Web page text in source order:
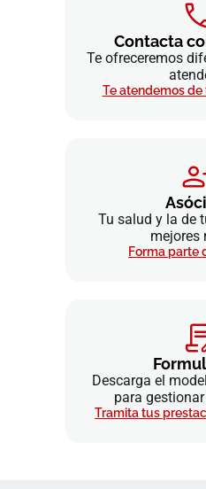
Contacta
Te ofreceremos
Te atendemos
Tu salud y la de
mejores
Forma parte
Descarga el
para
Tramita tus